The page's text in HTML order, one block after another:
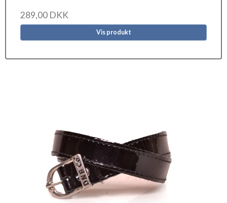
289,00 DKK
Vis produkt